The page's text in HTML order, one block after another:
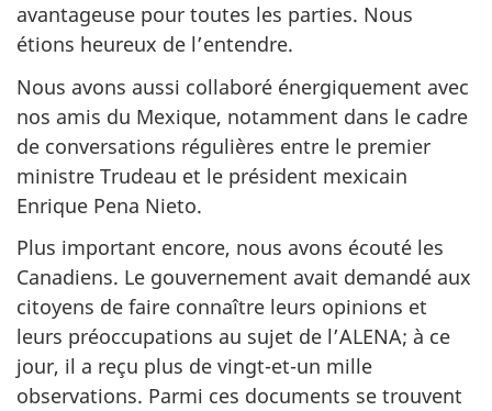
avantageuse pour toutes les parties. Nous
étions heureux de l’entendre.
Nous avons aussi collaboré énergiquement avec
nos amis du Mexique, notamment dans le cadre
de conversations régulières entre le premier
ministre Trudeau et le président mexicain
Enrique Pena Nieto.
Plus important encore, nous avons écouté les
Canadiens. Le gouvernement avait demandé aux
citoyens de faire connaître leurs opinions et
leurs préoccupations au sujet de l’ALENA; à ce
jour, il a reçu plus de vingt-et-un mille
observations. Parmi ces documents se trouvent